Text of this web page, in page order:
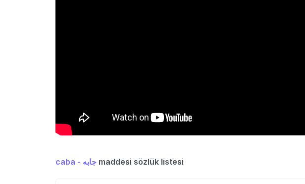
caba - جابه maddesi sözlük listesi